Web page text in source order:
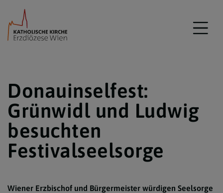
Donauinselfest:
Grünwidl und Ludwig
besuchten
Festivalseelsorge
Wiener Erzbischof und Bürgermeister würdigen Seelsorge